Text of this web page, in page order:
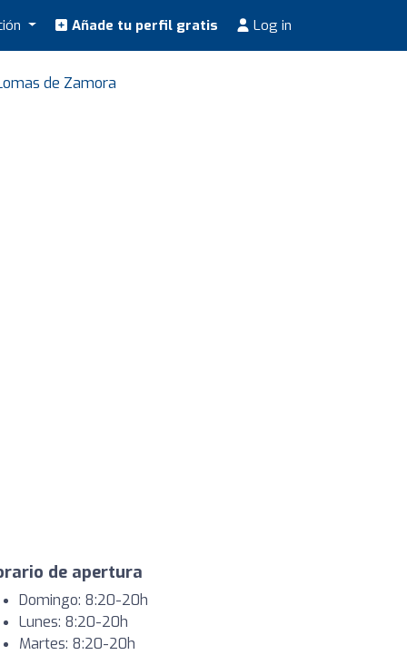
Añade tu perfil gratis Log in
de Zamora
de apertura
Domingo: 8:20-20h
Lunes: 8:20-20h
Martes: 8:20-20h